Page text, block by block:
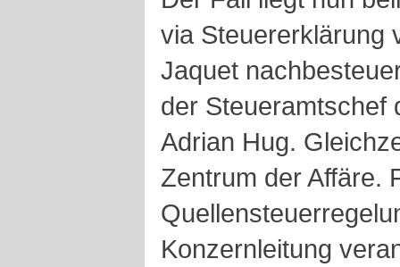
via Steuererklärung
Jaquet
der Steueramtschef
Adrian Hug.
Zentrum der Affäre.
Konzernleitung